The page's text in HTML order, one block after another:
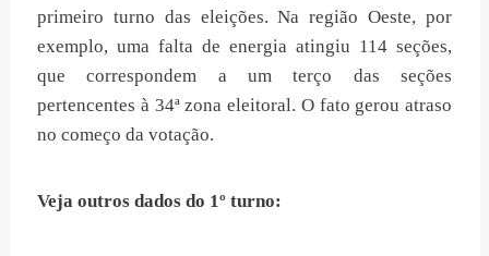
primeiro turno das eleições. Na região Oeste, por
exemplo, uma falta de energia atingiu 114 seções,
que correspondem a um terço das seções
pertencentes à 34ª zona eleitoral. O fato gerou atraso
no começo da votação.
Veja outros dados do 1º turno: